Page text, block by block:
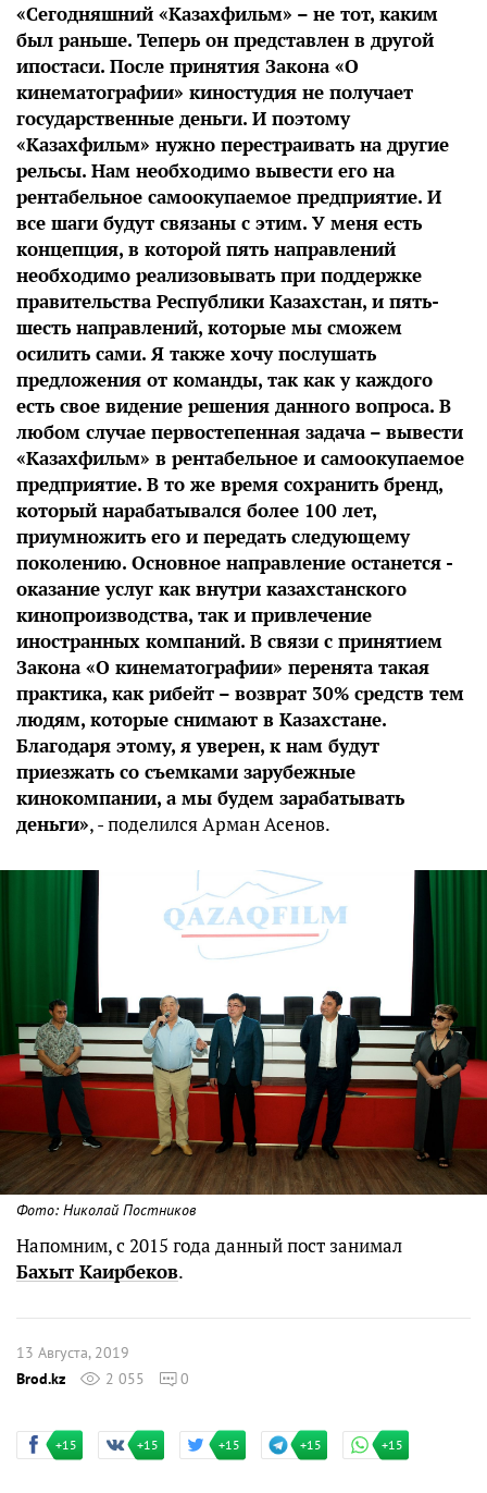
«Сегодняшний «Казахфильм» – не тот, каким
был раньше. Теперь он представлен в другой
ипостаси. После принятия Закона «О
кинематографии» киностудия не получает
государственные деньги. И поэтому
«Казахфильм» нужно перестраивать на другие
рельсы. Нам необходимо вывести его на
рентабельное самоокупаемое предприятие. И
все шаги будут связаны с этим. У меня есть
концепция, в которой пять направлений
необходимо реализовывать при поддержке
правительства Республики Казахстан, и пять-
шесть направлений, которые мы сможем
осилить сами. Я также хочу послушать
предложения от команды, так как у каждого
есть свое видение решения данного вопроса. В
любом случае первостепенная задача – вывести
«Казахфильм» в рентабельное и самоокупаемое
предприятие. В то же время сохранить бренд,
который нарабатывался более 100 лет,
приумножить его и передать следующему
поколению. Основное направление останется -
оказание услуг как внутри казахстанского
кинопроизводства, так и привлечение
иностранных компаний. В связи с принятием
Закона «О кинематографии» перенята такая
практика, как рибейт – возврат 30% средств тем
людям, которые снимают в Казахстане.
Благодаря этому, я уверен, к нам будут
приезжать со съемками зарубежные
кинокомпании, а мы будем зарабатывать
деньги», - поделился Арман Асенов.
Фото: Николай Постников
Напомним, с 2015 года данный пост занимал
Бахыт Каирбеков.
13 Августа, 2019
Brod.kz
2 055 0
+15 +15 +15 +15 +15